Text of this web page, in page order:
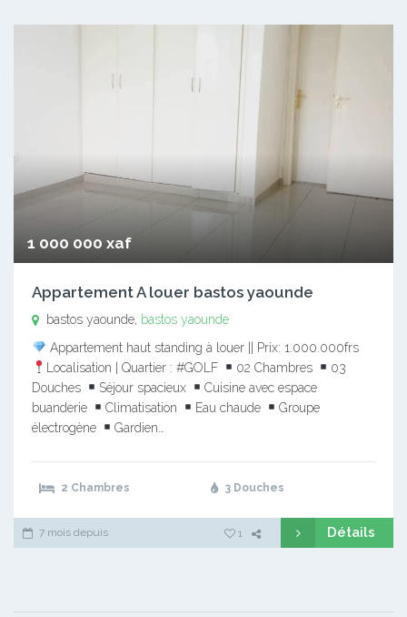
1 000 000 xaf
Appartement A louer bastos yaounde
bastos yaounde, bastos yaounde
Appartement haut standing à louer || Prix: 1.000.000frs
Localisation | Quartier : #GOLF
02 Chambres
03
Douches
Séjour spacieux
Cuisine avec espace
buanderie
Climatisation Eau chaude
Groupe
électrogène
Gardien…
2 Chambres 3 Douches
7 mois depuis 1 Détails